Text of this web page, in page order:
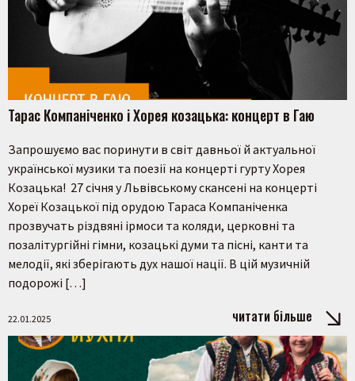
Тарас Компаніченко і Хорея козацька: концерт в Гаю
Запрошуємо вас поринути в світ давньої й актуальної
української музики та поезії на концерті гурту Хорея
Козацька! 27 січня у Львівському скансені на концерті
Хореї Козацької під орудою Тараса Компаніченка
прозвучать різдвяні ірмоси та коляди, церковні та
позалітургійні гімни, козацькі думи та пісні, канти та
мелодії, які зберігають дух нашої нації. В цій музичній
подорожі […]
22.01.2025 читати більше